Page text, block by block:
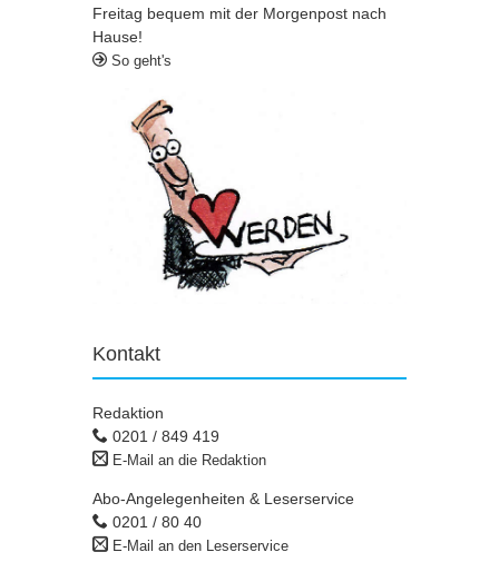
Freitag bequem mit der Morgenpost nach
Hause!
So geht's
Kontakt
Redaktion
0201 / 849 419
E-Mail an die Redaktion
Abo-Angelegenheiten & Leserservice
0201 / 80 40
E-Mail an den Leserservice